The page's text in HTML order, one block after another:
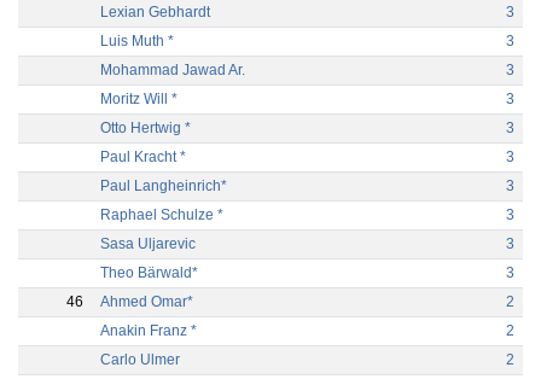
Lexian Gebhardt
3
Luis Muth *
3
Mohammad Jawad Ar.
3
Moritz Will *
3
Otto Hertwig *
3
Paul Kracht *
3
Paul Langheinrich*
3
Raphael Schulze *
3
Sasa Uljarevic
3
Theo Bärwald*
3
46
Ahmed Omar*
2
Anakin Franz *
2
Carlo Ulmer
2